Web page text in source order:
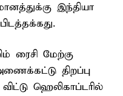
இந்தியா
ரைசி மேற்கு
திறப்பு
ஹெலிகாப்டரில்